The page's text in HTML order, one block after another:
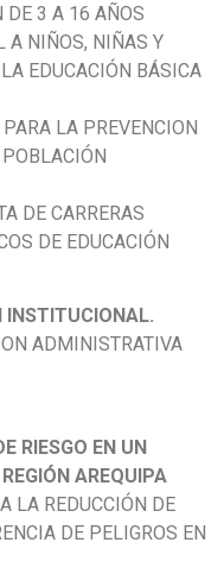
DE 3 A 16 AÑOS
A NIÑOS, NIÑAS Y
EDUCACIÓN BÁSICA
LA PREVENCION
DE CARRERAS
DE EDUCACIÓN
INSTITUCIONAL.
ADMINISTRATIVA
RIESGO EN UN
AREQUIPA
LA REDUCCIÓN DE
DE PELIGROS EN